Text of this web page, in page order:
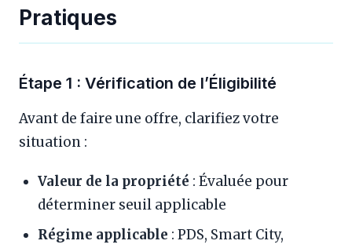
Pratiques
Étape 1 : Vérification de l’Éligibilité
Avant de faire une offre, clarifiez votre
situation :
Valeur de la propriété : Évaluée pour
déterminer seuil applicable
Régime applicable : PDS, Smart City,